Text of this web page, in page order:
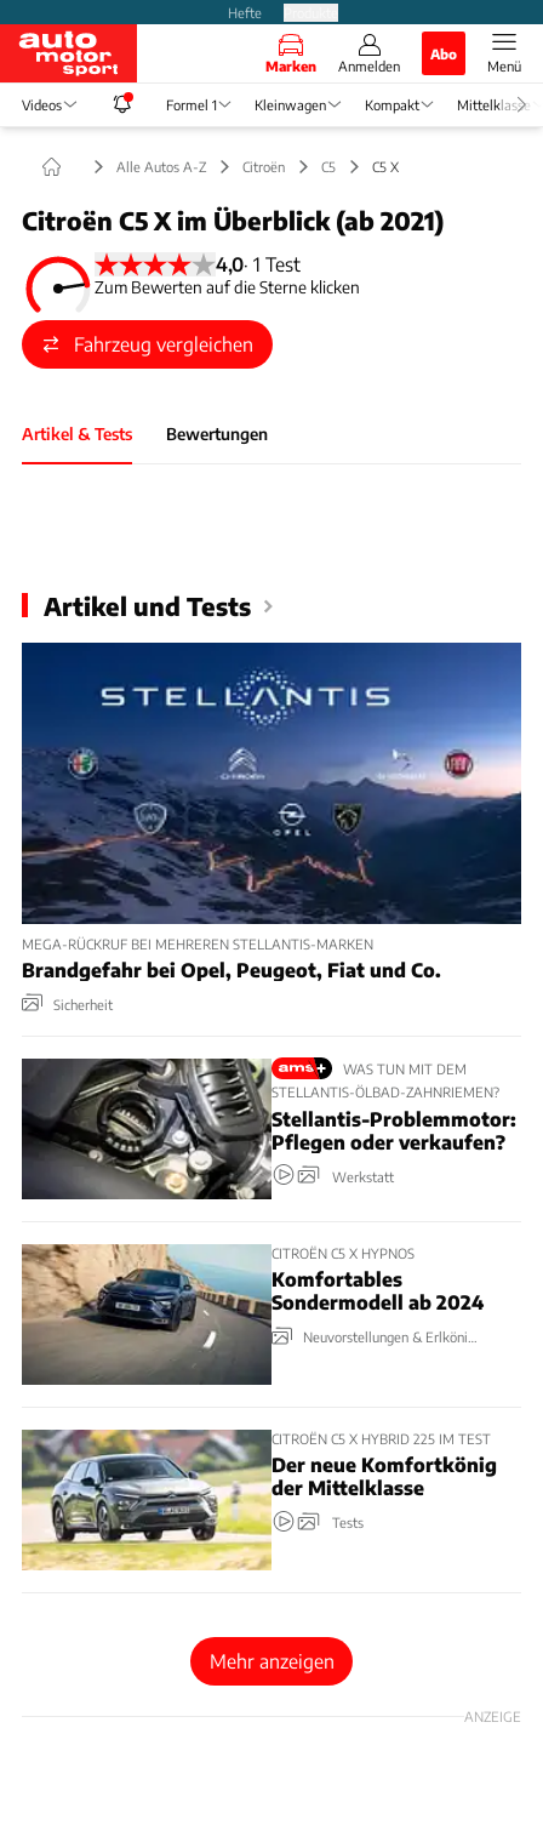
Hefte
Marken Anmelden
Abo
Menü
Videos Formel 1 Kleinwagen Kompakt Mittelklasse
Alle Autos A-Z Citroën C5 C5 X
Citroën C5 X im Überblick (ab 2021)
4,0· 1 Test
Zum Bewerten auf die Sterne klicken
Fahrzeug vergleichen
Artikel & Tests Bewertungen
Artikel und Tests
MEGA-RÜCKRUF BEI MEHREREN STELLANTIS-MARKEN
Brandgefahr bei Opel, Peugeot, Fiat und Co.
Sicherheit
WAS TUN MIT DEM
STELLANTIS-ÖLBAD-ZAHNRIEMEN?
Stellantis-Problemmotor:
Pflegen oder verkaufen?
Werkstatt
CITROËN C5 X HYPNOS
Komfortables
Sondermodell ab 2024
Neuvorstellungen & Erlkönige
CITROËN C5 X HYBRID 225 IM TEST
Der neue Komfortkönig
der Mittelklasse
Tests
Mehr anzeigen
ANZEIGE